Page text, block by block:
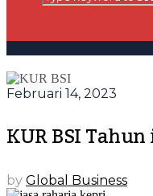
Februari 14, 2023
KUR BSI
by Global Business